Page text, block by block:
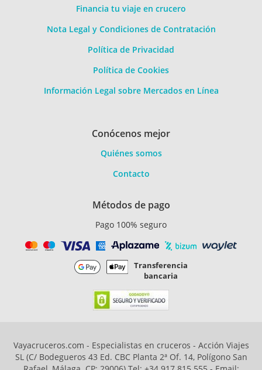
Financia tu viaje en crucero
Nota Legal y Condiciones de Contratación
Política de Privacidad
Política de Cookies
Información Legal sobre Mercados en Línea
Conócenos mejor
Quiénes somos
Contacto
Métodos de pago
Pago 100% seguro
Transferencia
bancaria
Vayacruceros.com - Especialistas en cruceros - Acción Viajes
SL (C/ Bodegueros 43 Ed. CBC Planta 2ª Of. 14, Polígono San